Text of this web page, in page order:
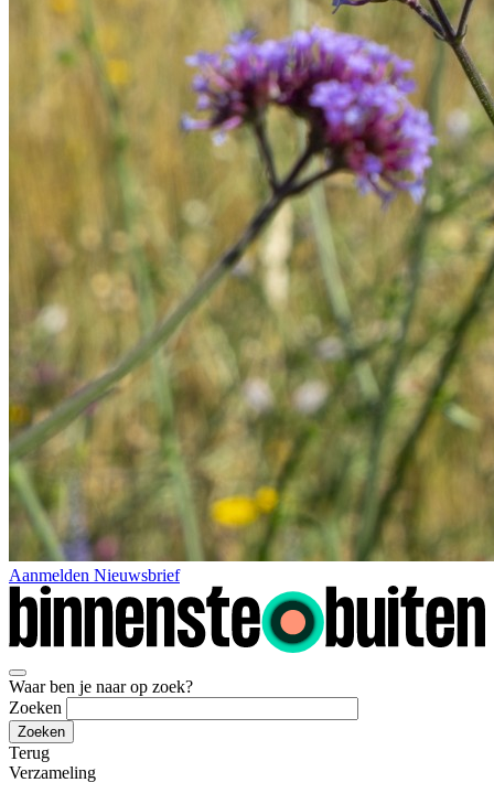
Aanmelden Nieuwsbrief
Waar ben je naar op zoek?
Zoeken
Terug
Verzameling